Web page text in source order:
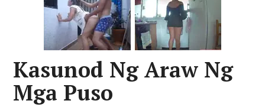
Kasunod Ng Araw Ng
Mga Puso